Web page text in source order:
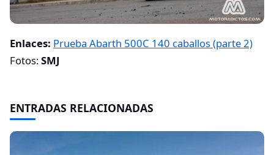
Enlaces: Prueba Abarth 500C 140 caballos (parte 2)
Fotos:SMJ
ENTRADAS RELACIONADAS